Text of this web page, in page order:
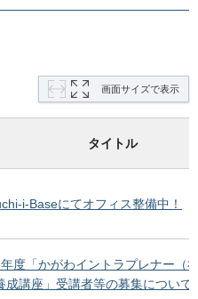
画面サイズで表示
タイトル
i-Baseにてオフィス整備中！
度「かがわイントラプレナー（
成講座」受講者等の募集について